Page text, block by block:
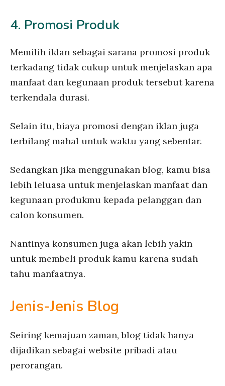
4. Promosi Produk
Memilih iklan sebagai sarana promosi produk
terkadang tidak cukup untuk menjelaskan apa
manfaat dan kegunaan produk tersebut karena
terkendala durasi.
Selain itu, biaya promosi dengan iklan juga
terbilang mahal untuk waktu yang sebentar.
Sedangkan jika menggunakan blog, kamu bisa
lebih leluasa untuk menjelaskan manfaat dan
kegunaan produkmu kepada pelanggan dan
calon konsumen.
Nantinya konsumen juga akan lebih yakin
untuk membeli produk kamu karena sudah
tahu manfaatnya.
Jenis-Jenis Blog
Seiring kemajuan zaman, blog tidak hanya
dijadikan sebagai website pribadi atau
perorangan.